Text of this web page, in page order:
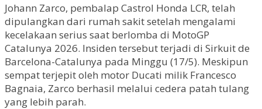
Johann Zarco, pembalap Castrol Honda LCR, telah
dipulangkan dari rumah sakit setelah mengalami
kecelakaan serius saat berlomba di MotoGP
Catalunya 2026. Insiden tersebut terjadi di Sirkuit de
Barcelona-Catalunya pada Minggu (17/5). Meskipun
sempat terjepit oleh motor Ducati milik Francesco
Bagnaia, Zarco berhasil melalui cedera patah tulang
yang lebih parah.